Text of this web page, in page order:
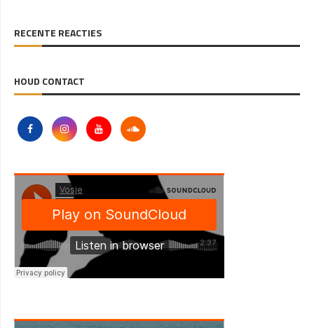
RECENTE REACTIES
HOUD CONTACT